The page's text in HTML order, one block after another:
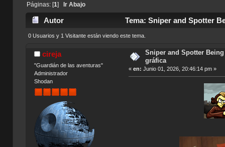
Páginas: [1] Ir Abajo
Autor Tema: Sniper and Spotter
0 Usuarios y 1 Visitante están viendo este tema.
cireja
"Guardián de las aventuras"
Administrador
Shodan
Sniper and Spotter
gráfica
«en: Junio 01, 2026, 20:46:14 pm »